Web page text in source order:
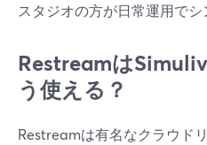
スタジオの方が日常運用でシ
Restreamは
う使える？
Restreamは有名なクラウド